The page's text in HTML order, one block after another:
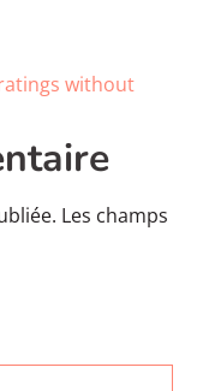
without
Les champs